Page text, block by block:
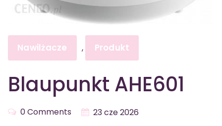
Nawilżacze , Produkt
Blaupunkt AHE601
0 Comments 23 cze 2026